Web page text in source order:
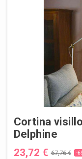
Cortina
Delphine
23,72 € 67,76 € -